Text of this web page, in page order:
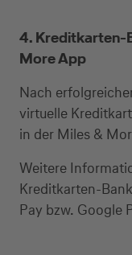
4. Kreditkarten-
More App
Nach
virtuelle
in der Miles &
Weitere
Kreditkarten-
Pay bzw. Google